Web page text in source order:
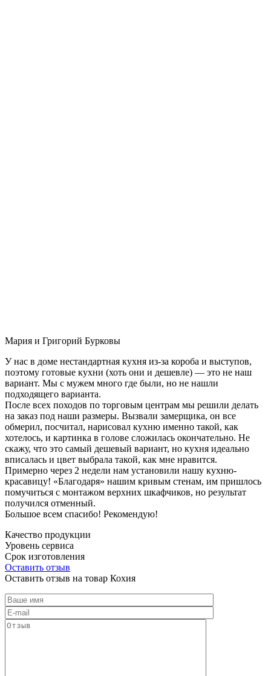
Мария и Григорий Бурковы
У нас в доме нестандартная кухня из-за короба и выступов,
поэтому готовые кухни (хоть они и дешевле) — это не наш
вариант. Мы с мужем много где были, но не нашли
подходящего варианта.
После всех походов по торговым центрам мы решили делать
на заказ под наши размеры. Вызвали замерщика, он все
обмерил, посчитал, нарисовал кухню именно такой, как
хотелось, и картинка в голове сложилась окончательно. Не
скажу, что это самый дешевый вариант, но кухня идеально
вписалась и цвет выбрала такой, как мне нравится.
Примерно через 2 недели нам установили нашу кухню-
красавицу! «Благодаря» нашим кривым стенам, им пришлось
помучиться с монтажом верхних шкафчиков, но результат
получился отменный.
Большое всем спасибо! Рекомендую!
Качество продукции
Уровень сервиса
Срок изготовления
Оставить отзыв
Оставить отзыв на товар Кохия